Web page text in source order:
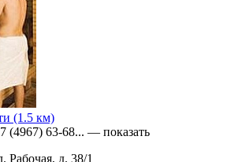
(1.5 км)
(4967) 63-68... — показать
Рабочая, д. 38/1